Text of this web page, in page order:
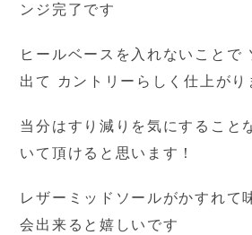
ンジ完了です
ヒールベースを入れないことで
出て カントリーらしく仕上がり
当分はすり減りを気にすること
いて頂けると思います！
レザーミッドソールがかすれて
会出来ると嬉しいです